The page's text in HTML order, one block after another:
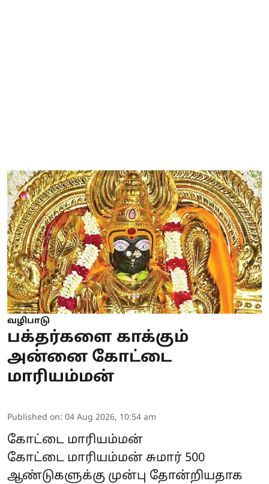
வழிபாடு
பக்தர்களை காக்கும்
அன்னை கோட்டை
மாரியம்மன்
Published on: 04 Aug 2026, 10:54 am
கோட்டை மாரியம்மன்
கோட்டை மாரியம்மன் சுமார் 500
ஆண்டுகளுக்கு முன்பு தோன்றியதாக